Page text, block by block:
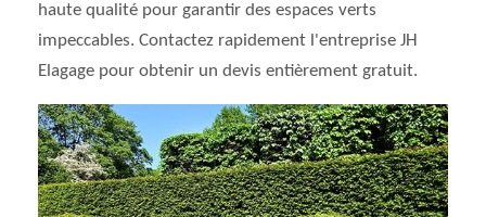
haute qualité pour garantir des espaces verts
impeccables. Contactez rapidement l'entreprise JH
Elagage pour obtenir un devis entièrement gratuit.